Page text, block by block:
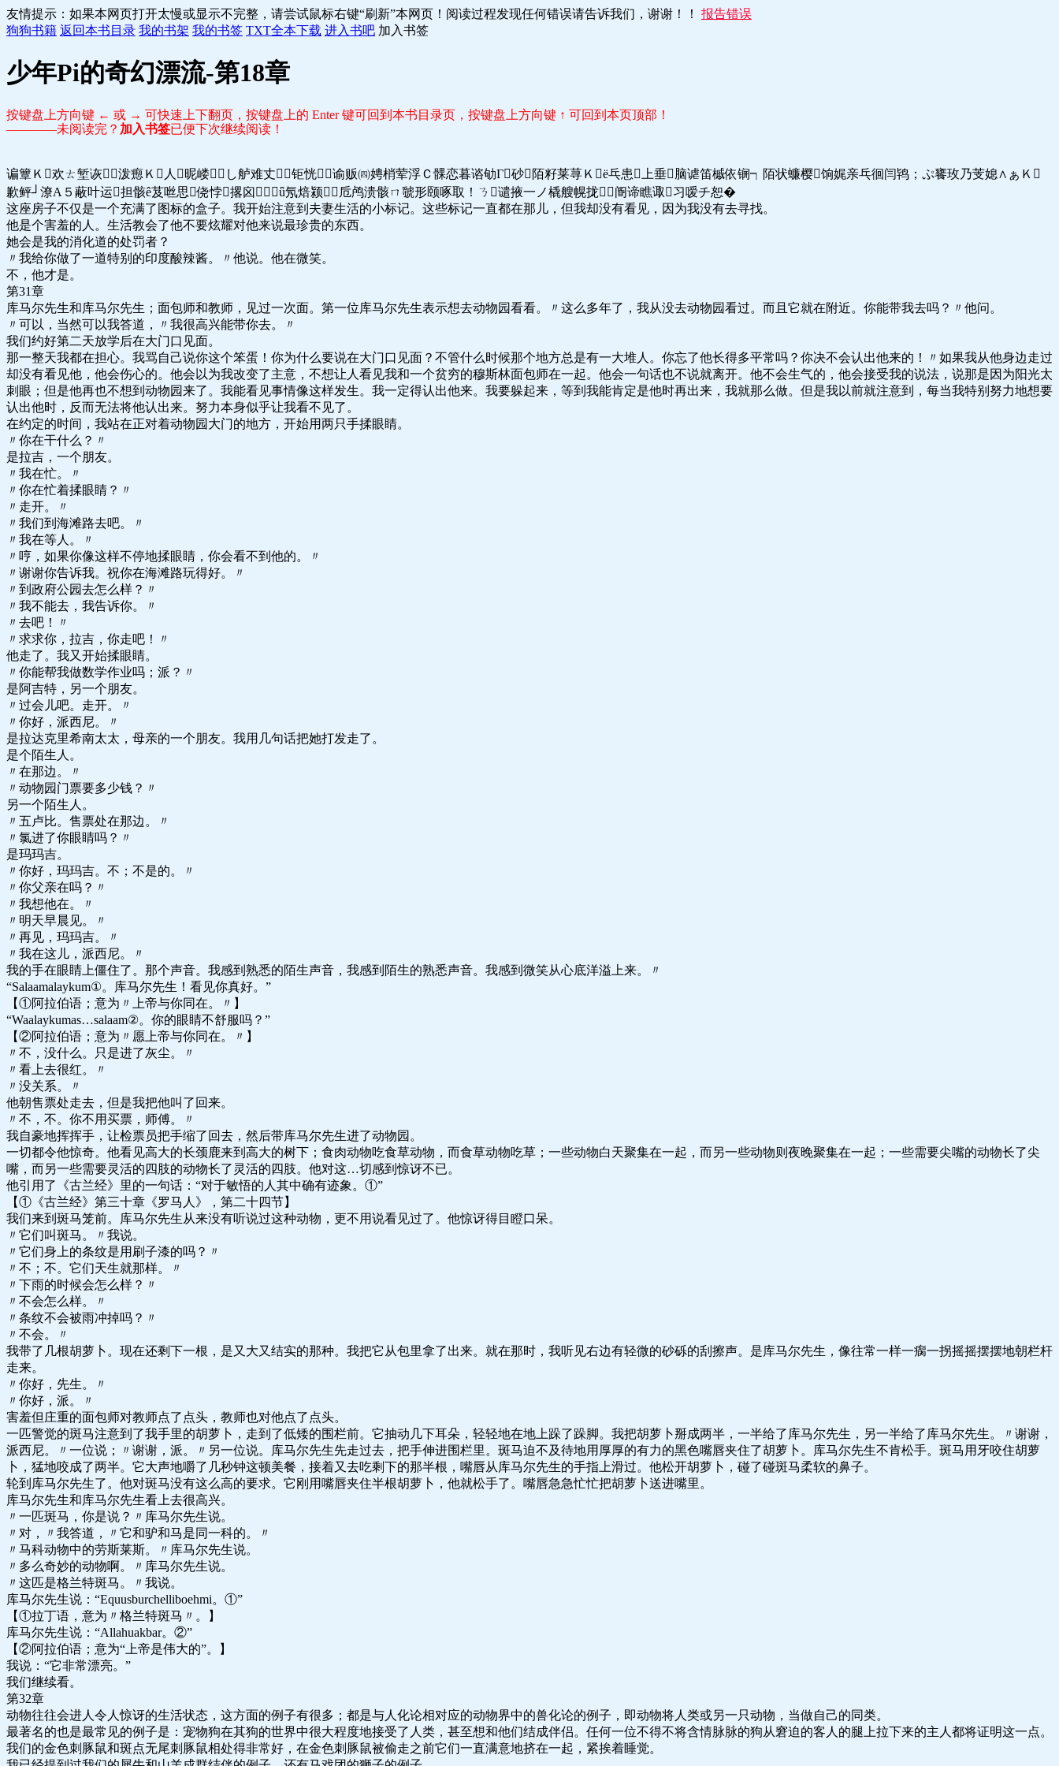
友情提示：如果本网页打开太慢或显示不完整，请尝试鼠标右键“刷新”本网页！阅读过程发现任何错误请告诉我们，谢谢！！ 报告错误
狗狗书籍 返回本书目录 我的书架 我的书签 TXT全本下载 进入书吧 加入书签
少年Pi的奇幻漂流-第18章
按键盘上方向键 ← 或 → 可快速上下翻页，按键盘上的 Enter 键可回到本书目录页，按键盘上方向键 ↑ 可回到本页顶部！
————未阅读完？ 加入书签已便下次继续阅读！
谝簟Ｋ欢ㄊ堑诙泼瘛Ｋ人昵嵝し舻难丈钜恍谕贩㈣娉梢荤浮Ｃ髁恋暮谘劬Γ砂陌籽莱荨Ｋё乓患上垂脑谑笛槭依锎┑陌状蠊樱饷娓亲乓徊闫鸨；ぷ饔玫乃芰媳∧ぁＫ
歉鲆┘潦Α５蔽叶运担骸ê芨咝思侥悖撂囟ǖ氖焙颍卮鸬溃骸ㄇ虢形颐啄取！ㄋ谴掖一ノ橇艘幌拢阍谛瞧诹习嗳チ恕�
这座房子不仅是一个充满了图标的盒子。我开始注意到夫妻生活的小标记。这些标记一直都在那儿，但我却没有看见，因为我没有去寻找。
他是个害羞的人。生活教会了他不要炫耀对他来说最珍贵的东西。
她会是我的消化道的处罚者？
〃我给你做了一道特别的印度酸辣酱。〃他说。他在微笑。
不，他才是。
第31章
库马尔先生和库马尔先生；面包师和教师，见过一次面。第一位库马尔先生表示想去动物园看看。〃这么多年了，我从没去动物园看过。而且它就在附近。你能带我去吗？〃他问。
〃可以，当然可以我答道，〃我很高兴能带你去。〃
我们约好第二天放学后在大门口见面。
那一整天我都在担心。我骂自己说你这个笨蛋！你为什么要说在大门口见面？不管什么时候那个地方总是有一大堆人。你忘了他长得多平常吗？你决不会认出他来的！〃如果我从他身边走过
却没有看见他，他会伤心的。他会以为我改变了主意，不想让人看见我和一个贫穷的穆斯林面包师在一起。他会一句话也不说就离开。他不会生气的，他会接受我的说法，说那是因为阳光太
刺眼；但是他再也不想到动物园来了。我能看见事情像这样发生。我一定得认出他来。我要躲起来，等到我能肯定是他时再出来，我就那么做。但是我以前就注意到，每当我特别努力地想要
认出他时，反而无法将他认出来。努力本身似乎让我看不见了。
在约定的时间，我站在正对着动物园大门的地方，开始用两只手揉眼睛。
〃你在干什么？〃
是拉吉，一个朋友。
〃我在忙。〃
〃你在忙着揉眼睛？〃
〃走开。〃
〃我们到海滩路去吧。〃
〃我在等人。〃
〃哼，如果你像这样不停地揉眼睛，你会看不到他的。〃
〃谢谢你告诉我。祝你在海滩路玩得好。〃
〃到政府公园去怎么样？〃
〃我不能去，我告诉你。〃
〃去吧！〃
〃求求你，拉吉，你走吧！〃
他走了。我又开始揉眼睛。
〃你能帮我做数学作业吗；派？〃
是阿吉特，另一个朋友。
〃过会儿吧。走开。〃
〃你好，派西尼。〃
是拉达克里希南太太，母亲的一个朋友。我用几句话把她打发走了。
是个陌生人。
〃在那边。〃
〃动物园门票要多少钱？〃
另一个陌生人。
〃五卢比。售票处在那边。〃
〃氯进了你眼睛吗？〃
是玛玛吉。
〃你好，玛玛吉。不；不是的。〃
〃你父亲在吗？〃
〃我想他在。〃
〃明天早晨见。〃
〃再见，玛玛吉。〃
〃我在这儿，派西尼。〃
我的手在眼睛上僵住了。那个声音。我感到熟悉的陌生声音，我感到陌生的熟悉声音。我感到微笑从心底洋溢上来。〃
“Salaamalaykum①。库马尔先生！看见你真好。”
【①阿拉伯语；意为〃上帝与你同在。〃】
“Waalaykumas…salaam②。你的眼睛不舒服吗？”
【②阿拉伯语；意为〃愿上帝与你同在。〃】
〃不，没什么。只是进了灰尘。〃
〃看上去很红。〃
〃没关系。〃
他朝售票处走去，但是我把他叫了回来。
〃不，不。你不用买票，师傅。〃
我自豪地挥挥手，让检票员把手缩了回去，然后带库马尔先生进了动物园。
一切都令他惊奇。他看见高大的长颈鹿来到高大的树下；食肉动物吃食草动物，而食草动物吃草；一些动物白天聚集在一起，而另一些动物则夜晚聚集在一起；一些需要尖嘴的动物长了尖
嘴，而另一些需要灵活的四肢的动物长了灵活的四肢。他对这…切感到惊讶不已。
他引用了《古兰经》里的一句话：“对于敏悟的人其中确有迹象。①”
【①《古兰经》第三十章《罗马人》，第二十四节】
我们来到斑马笼前。库马尔先生从来没有听说过这种动物，更不用说看见过了。他惊讶得目瞪口呆。
〃它们叫斑马。〃我说。
〃它们身上的条纹是用刷子漆的吗？〃
〃不；不。它们天生就那样。〃
〃下雨的时候会怎么样？〃
〃不会怎么样。〃
〃条纹不会被雨冲掉吗？〃
〃不会。〃
我带了几根胡萝卜。现在还剩下一根，是又大又结实的那种。我把它从包里拿了出来。就在那时，我听见右边有轻微的砂砾的刮擦声。是库马尔先生，像往常一样一瘸一拐摇摇摆摆地朝栏杆
走来。
〃你好，先生。〃
〃你好，派。〃
害羞但庄重的面包师对教师点了点头，教师也对他点了点头。
一匹警觉的斑马注意到了我手里的胡萝卜，走到了低矮的围栏前。它抽动几下耳朵，轻轻地在地上跺了跺脚。我把胡萝卜掰成两半，一半给了库马尔先生，另一半给了库马尔先生。〃谢谢，
派西尼。〃一位说；〃谢谢，派。〃另一位说。库马尔先生先走过去，把手伸进围栏里。斑马迫不及待地用厚厚的有力的黑色嘴唇夹住了胡萝卜。库马尔先生不肯松手。斑马用牙咬住胡萝
卜，猛地咬成了两半。它大声地嚼了几秒钟这顿美餐，接着又去吃剩下的那半根，嘴唇从库马尔先生的手指上滑过。他松开胡萝卜，碰了碰斑马柔软的鼻子。
轮到库马尔先生了。他对斑马没有这么高的要求。它刚用嘴唇夹住半根胡萝卜，他就松手了。嘴唇急急忙忙把胡萝卜送进嘴里。
库马尔先生和库马尔先生看上去很高兴。
〃一匹斑马，你是说？〃库马尔先生说。
〃对，〃我答道，〃它和驴和马是同一科的。〃
〃马科动物中的劳斯莱斯。〃库马尔先生说。
〃多么奇妙的动物啊。〃库马尔先生说。
〃这匹是格兰特斑马。〃我说。
库马尔先生说：“Equusburchelliboehmi。①”
【①拉丁语，意为〃格兰特斑马〃。】
库马尔先生说：“Allahuakbar。②”
【②阿拉伯语；意为“上帝是伟大的”。】
我说：“它非常漂亮。”
我们继续看。
第32章
动物往往会进人令人惊讶的生活状态，这方面的例子有很多；都是与人化论相对应的动物界中的兽化论的例子，即动物将人类或另一只动物，当做自己的同类。
最著名的也是最常见的例子是：宠物狗在其狗的世界中很大程度地接受了人类，甚至想和他们结成伴侣。任何一位不得不将含情脉脉的狗从窘迫的客人的腿上拉下来的主人都将证明这一点。
我们的金色刺豚鼠和斑点无尾刺豚鼠相处得非常好，在金色刺豚鼠被偷走之前它们一直满意地挤在一起，紧挨着睡觉。